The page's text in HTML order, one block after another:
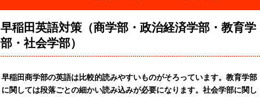
早稲田英語対策（商学部・政治経済学部・教育学
部・社会学部）
早稲田商学部の英語は比較的読みやすいものがそろっています。教育学部
に関しては段落ごとの細かい読み込みが必要になります。社会学部に関し